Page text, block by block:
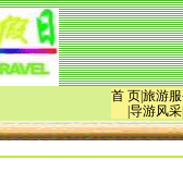
首 页|旅游
导游风采|